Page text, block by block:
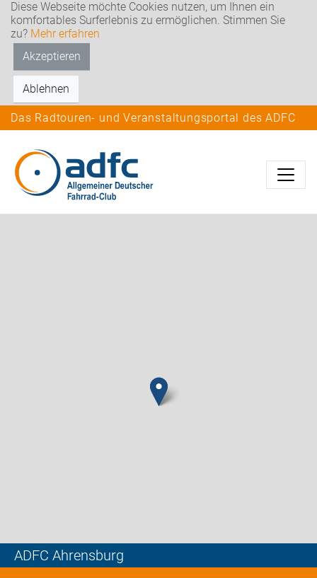
Diese Webseite möchte Cookies nutzen, um Ihnen ein
komfortables Surferlebnis zu ermöglichen. Stimmen Sie
zu? Mehr erfahren
Akzeptieren
Ablehnen
Das Radtouren- und Veranstaltungsportal des ADFC
ADFC Ahrensburg